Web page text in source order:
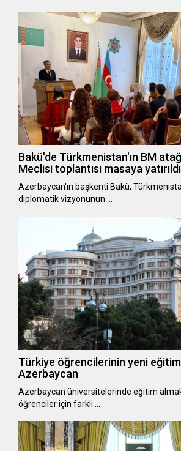
Bakü'de Türkmenistan'ın BM
Meclisi toplantısı masaya yatırıldı
Azerbaycan'ın başkenti Bakü,
diplomatik vizyonunun …
Türkiye öğrencilerinin yeni
Azerbaycan
Azerbaycan üniversitelerinde eğitim
öğrenciler için farklı …